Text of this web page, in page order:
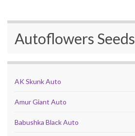
Autoflowers Seeds
AK Skunk Auto
Amur Giant Auto
Babushka Black Auto